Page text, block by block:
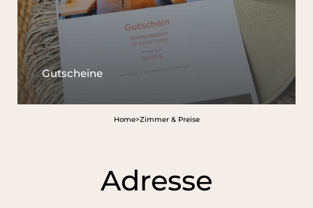
Gutscheine
Home>Zimmer & Preise
Adresse